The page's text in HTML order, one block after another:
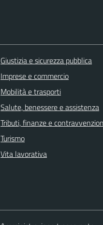
Giustizia e sicurezza pubblica
Imprese e commercio
Mobilità e trasporti
Salute, benessere e assistenza
Tributi, finanze e
Turismo
Vita lavorativa